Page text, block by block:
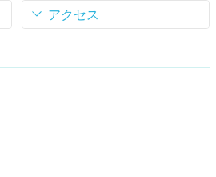
アクセス